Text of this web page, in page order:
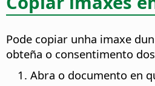
Pode copiar unha imaxe
obteña o consentimento
Abra o documento en